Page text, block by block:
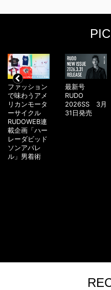
ファッション
で味わうアメ
リカンモータ
ーサイクル
RUDOWEB連
載企画「ハー
レーダビッド
ソンアパレ
ル」男着術
最新号
RUDO
2026SS 3月
31日発売